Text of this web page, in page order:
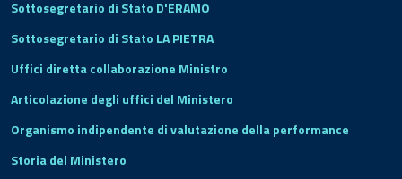
Sottosegretario di Stato D'ERAMO
Sottosegretario di Stato LA PIETRA
Uffici diretta collaborazione Ministro
Articolazione degli uffici del Ministero
Organismo indipendente di valutazione della performance
Storia del Ministero